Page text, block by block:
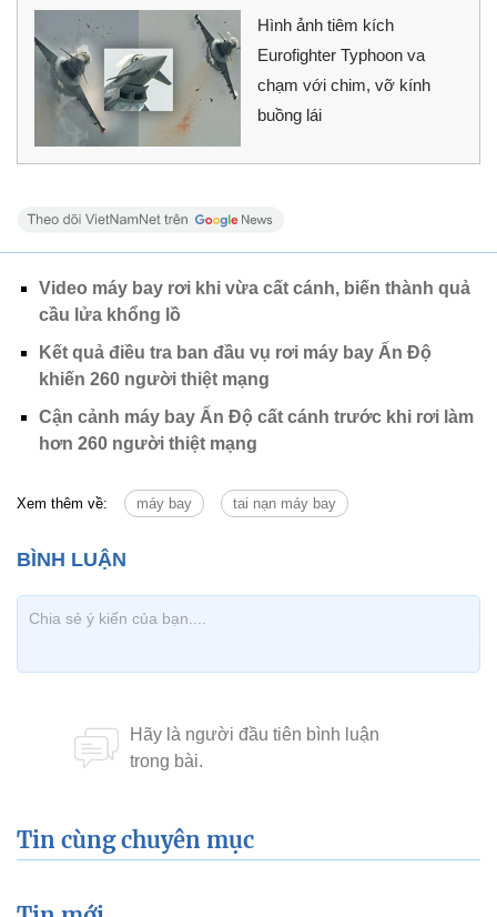
Hình ảnh tiêm kích
Eurofighter Typhoon va
chạm với chim, vỡ kính
buồng lái
Video máy bay rơi khi vừa cất cánh, biến thành quả
cầu lửa khổng lồ
Kết quả điều tra ban đầu vụ rơi máy bay Ấn Độ
khiến 260 người thiệt mạng
Cận cảnh máy bay Ấn Độ cất cánh trước khi rơi làm
hơn 260 người thiệt mạng
Xem thêm về: máy bay tai nạn máy bay
Tin cùng chuyên mục